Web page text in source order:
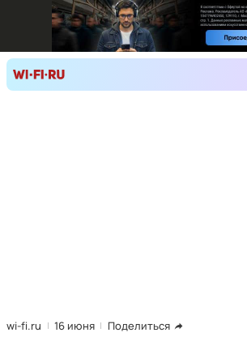
wi-fi.ru 16 июня Поделиться